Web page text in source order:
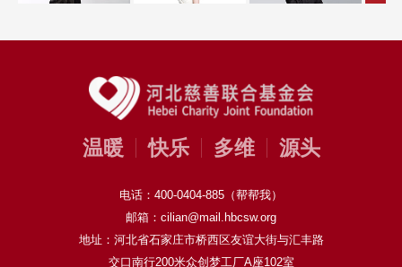
温暖 快乐 多维 源头
电话：400-0404-885（帮帮我）
邮箱：cilian@mail.hbcsw.org
地址：河北省石家庄市桥西区友谊大街与汇丰路
交口南行200米众创梦工厂A座102室